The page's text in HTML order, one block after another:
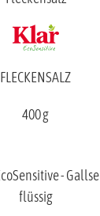
FLECKENSALZ
400 g